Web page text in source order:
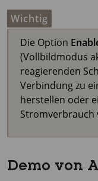
Wichtig
Die Option
(Vollbildmodus
reagierenden
Verbindung zu
herstellen oder
Stromverbrauch
Demo von